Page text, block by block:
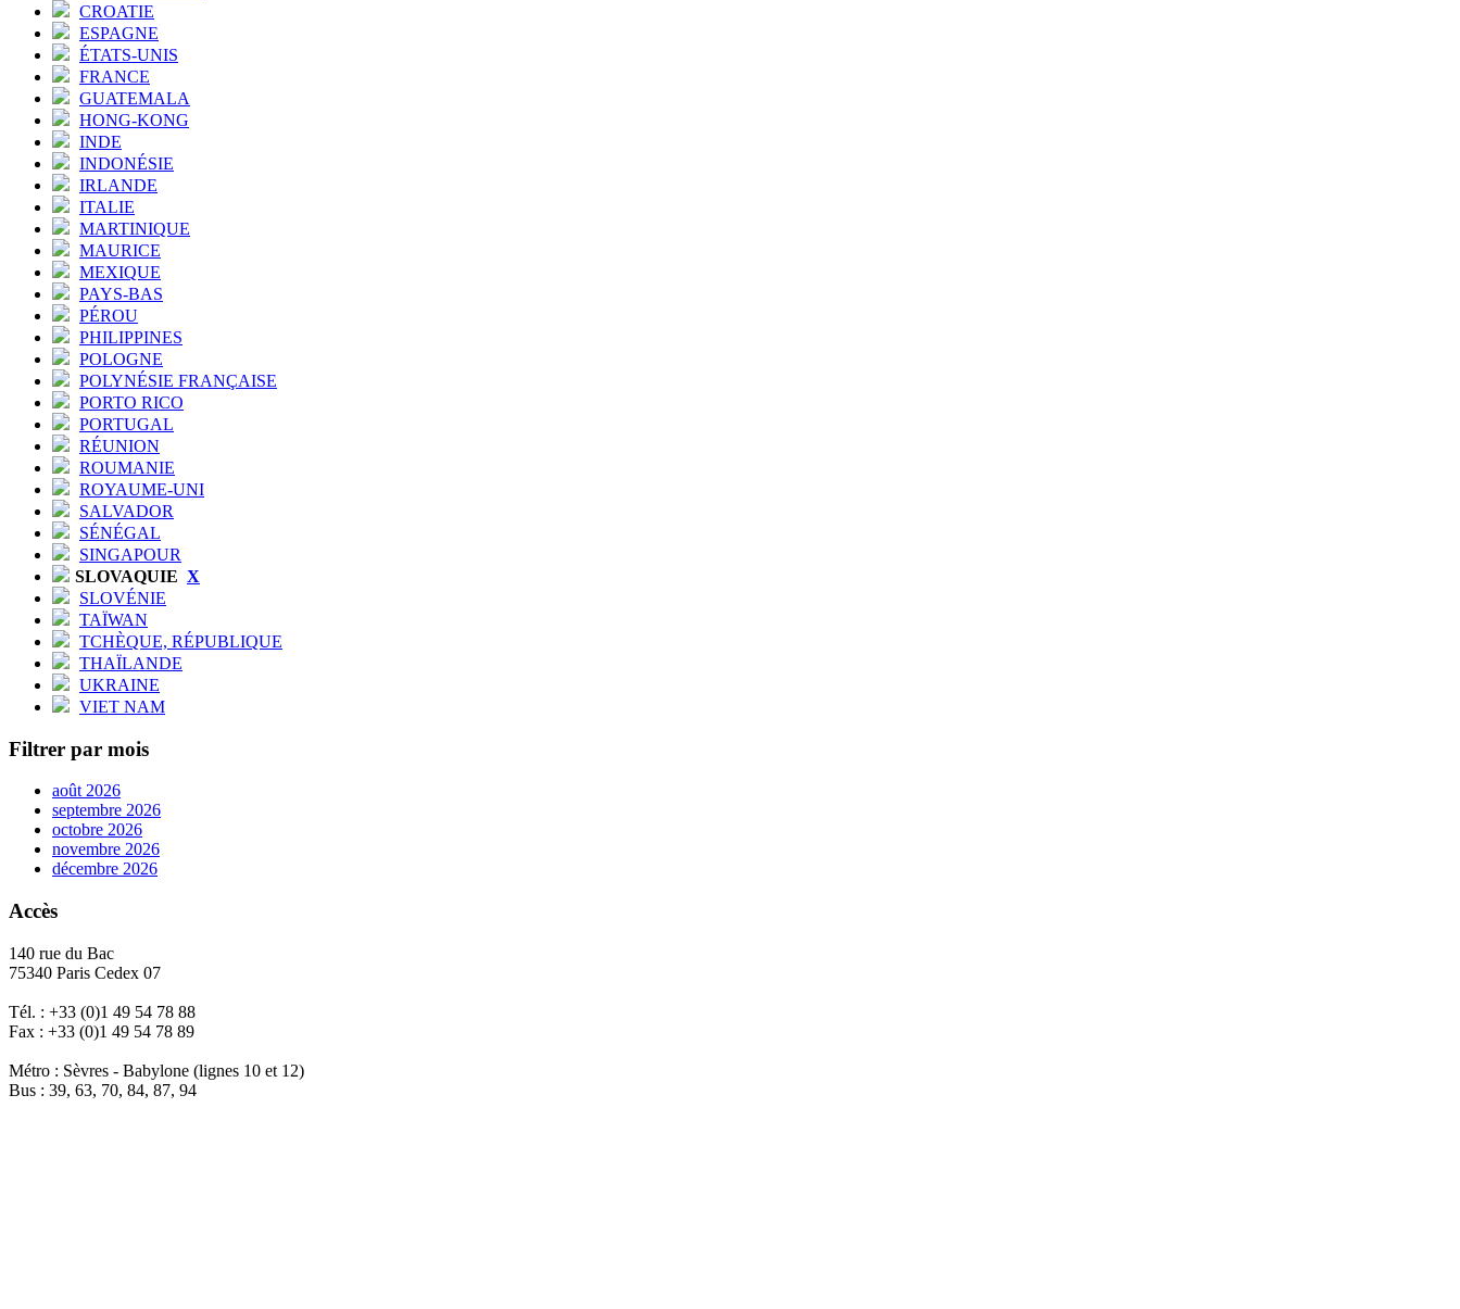
CROATIE
ESPAGNE
ÉTATS-UNIS
FRANCE
GUATEMALA
HONG-KONG
INDE
INDONÉSIE
IRLANDE
ITALIE
MARTINIQUE
MAURICE
MEXIQUE
PAYS-BAS
PÉROU
PHILIPPINES
POLOGNE
POLYNÉSIE FRANÇAISE
PORTO RICO
PORTUGAL
RÉUNION
ROUMANIE
ROYAUME-UNI
SALVADOR
SÉNÉGAL
SINGAPOUR
SLOVAQUIE X
SLOVÉNIE
TAÏWAN
TCHÈQUE, RÉPUBLIQUE
THAÏLANDE
UKRAINE
VIET NAM
Filtrer par mois
août 2026
septembre 2026
octobre 2026
novembre 2026
décembre 2026
Accès
140 rue du Bac
75340 Paris Cedex 07
Tél. : +33 (0)1 49 54 78 88
Fax : +33 (0)1 49 54 78 89
Métro : Sèvres - Babylone (lignes 10 et 12)
Bus : 39, 63, 70, 84, 87, 94